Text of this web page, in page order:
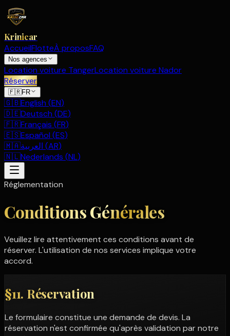
Krinicar
AccueilFlotteÀ proposFAQ
Nos agences
Location voiture TangerLocation voiture Nador
Réserver
🇫🇷FR
🇬🇧English (EN)
🇩🇪Deutsch (DE)
🇫🇷Français (FR)
🇪🇸Español (ES)
🇲🇦العربية (AR)
🇳🇱Nederlands (NL)
Réglementation
Conditions Générales
Veuillez lire attentivement ces conditions avant de
réserver. L'utilisation de nos services implique votre
accord.
§11. Réservation
Le formulaire constitue une demande de devis. La
réservation n'est confirmée qu'après validation par notre